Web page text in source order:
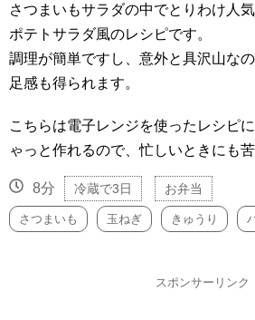
さつまいもサラダの中でとりわけ人
ポテトサラダ風のレシピです。
調理が簡単ですし、意外と具沢山な
足感も得られます。
こちらは電子レンジを使ったレシピ
ゃっと作れるので、忙しいときにも苦
8分 冷蔵で3日 お弁当
さつまいも 玉ねぎ きゅうり
スポンサーリンク